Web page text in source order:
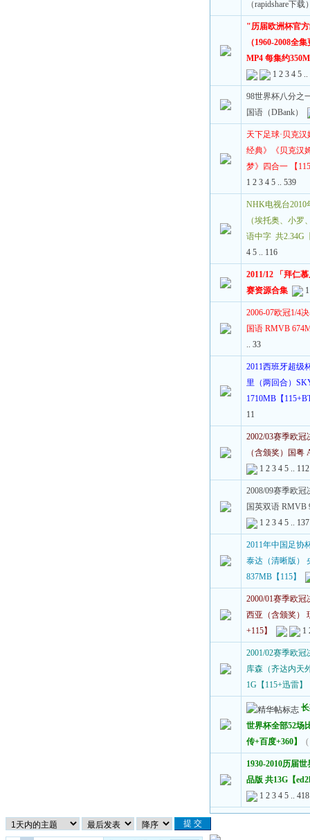
（rapidshare下载
"历届欧洲杯官
（1960-2008全
MP4 每集约
1 2 3 4 5 ..
98世界杯八分之
国语（DBank）
天下足球·贝克
经典》《贝克汉
梦》四合一 【
1 2 3 4 5 ..539
NHK电视台2010
（埃托奥、小罗
语中字 共2.34G
4 5 .. 116
2011/12 「拜仁
赛资源合集
1
2006-07欧冠1/4
国语 RMVB
..33
2011西班牙超级
里（两回合）
1710MB【
11
2002/03赛季欧
（含颁奖）国粤
1 2 3 4 5 .. 112
2008/09赛季欧
国英双语 RMVB
1 2 3 4 5 .. 137
2011年中国足协
泰达（清晰版）
837MB【115】
2000/01赛季欧
西亚（含颁奖）
+115】
1
2001/02赛季欧
库森（齐达内天
1G【115+迅雷】
世界杯全部52场
传+百度+360】
(
1930-2010历届
品版 共13G【
1 2 3 4 5 ..418